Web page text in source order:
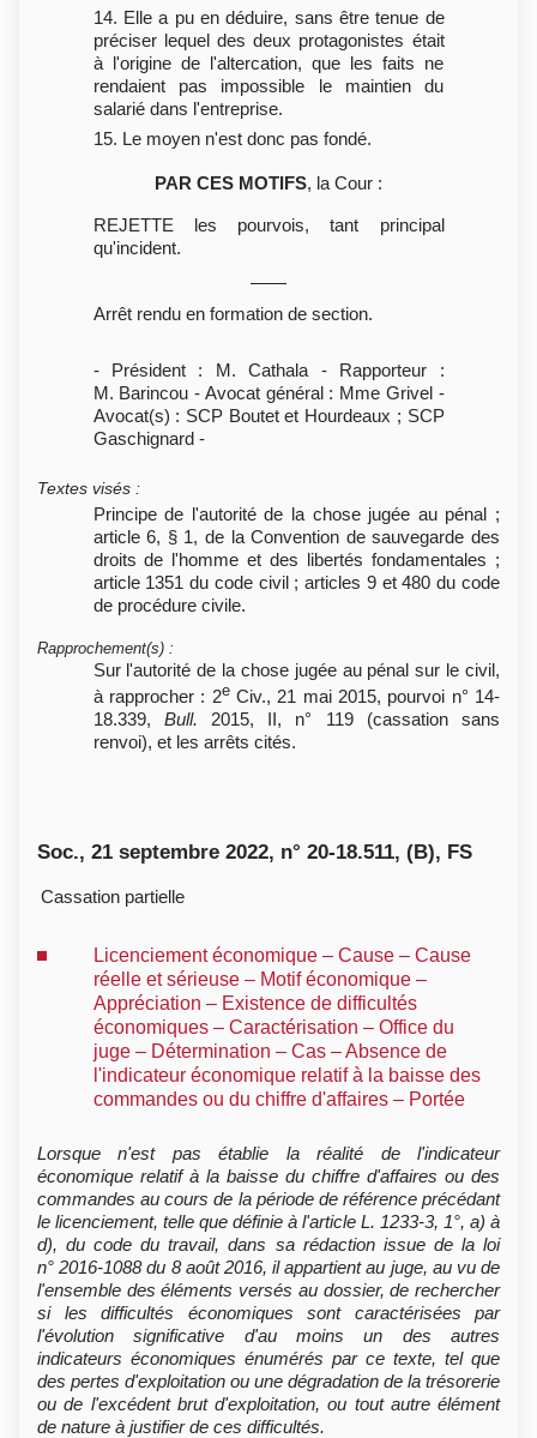
14. Elle a pu en déduire, sans être tenue de
préciser lequel des deux protagonistes était
à l'origine de l'altercation, que les faits ne
rendaient pas impossible le maintien du
salarié dans l'entreprise.
15. Le moyen n'est donc pas fondé.
PAR CES MOTIFS, la Cour :
REJETTE les pourvois, tant principal
qu'incident.
Arrêt rendu en formation de section.
- Président : M. Cathala - Rapporteur :
M. Barincou - Avocat général : Mme Grivel -
Avocat(s) : SCP Boutet et Hourdeaux ; SCP
Gaschignard -
Textes visés :
Principe de l'autorité de la chose jugée au pénal ;
article 6, § 1, de la Convention de sauvegarde des
droits de l'homme et des libertés fondamentales ;
article 1351 du code civil ; articles 9 et 480 du code
de procédure civile.
Rapprochement(s) :
Sur l'autorité de la chose jugée au pénal sur le civil,
à rapprocher : 2eCiv., 21 mai 2015, pourvoi n° 14-
18.339, Bull. 2015, II, n° 119 (cassation sans
renvoi), et les arrêts cités.
Soc., 21 septembre 2022, n° 20-18.511, (B), FS
Cassation partielle
Licenciement économique – Cause – Cause
réelle et sérieuse – Motif économique –
Appréciation – Existence de difficultés
économiques – Caractérisation – Office du
juge – Détermination – Cas – Absence de
l'indicateur économique relatif à la baisse des
commandes ou du chiffre d'affaires – Portée
Lorsque n'est pas établie la réalité de l'indicateur
économique relatif à la baisse du chiffre d'affaires ou des
commandes au cours de la période de référence précédant
le licenciement, telle que définie à l'article L. 1233-3, 1°, a) à
d), du code du travail, dans sa rédaction issue de la loi
n° 2016-1088 du 8 août 2016, il appartient au juge, au vu de
l'ensemble des éléments versés au dossier, de rechercher
si les difficultés économiques sont caractérisées par
l'évolution significative d'au moins un des autres
indicateurs économiques énumérés par ce texte, tel que
des pertes d'exploitation ou une dégradation de la trésorerie
ou de l'excédent brut d'exploitation, ou tout autre élément
de nature à justifier de ces difficultés.